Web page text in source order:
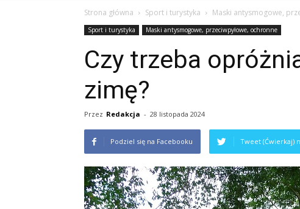
Strona główna Sport i turystyka Maski antysmogowe,
Sport i turystyka Maski antysmogowe, przeciwpyłowe, ochronne
Czy trzeba
zimę?
Przez Redakcja - 28 listopada 2024
Podziel się na Facebooku Tweet (Ćwierkaj)